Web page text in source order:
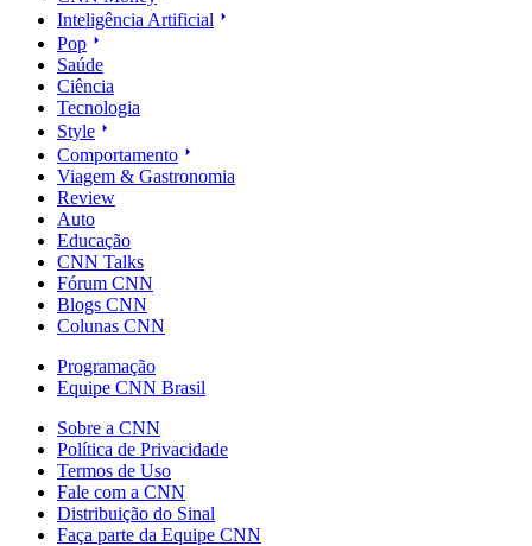
Inteligência Artificial
Pop
Saúde
Ciência
Tecnologia
Style
Comportamento
Viagem & Gastronomia
Review
Auto
Educação
CNN Talks
Fórum CNN
Blogs CNN
Colunas CNN
Programação
Equipe CNN Brasil
Sobre a CNN
Política de Privacidade
Termos de Uso
Fale com a CNN
Distribuição do Sinal
Faça parte da Equipe CNN